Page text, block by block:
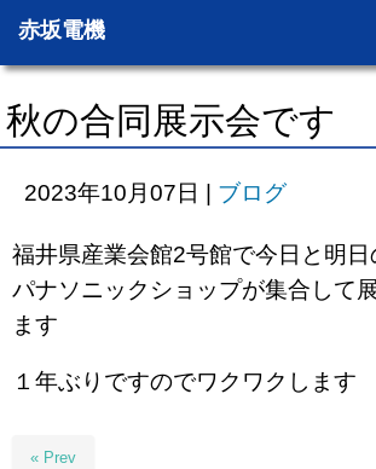
赤坂電機
秋の合同展示会です
2023年10月07日 | ブログ
福井県産業会館2号館で今日と明
パナソニックショップが集合して
ます
１年ぶりですのでワクワクします
« Prev